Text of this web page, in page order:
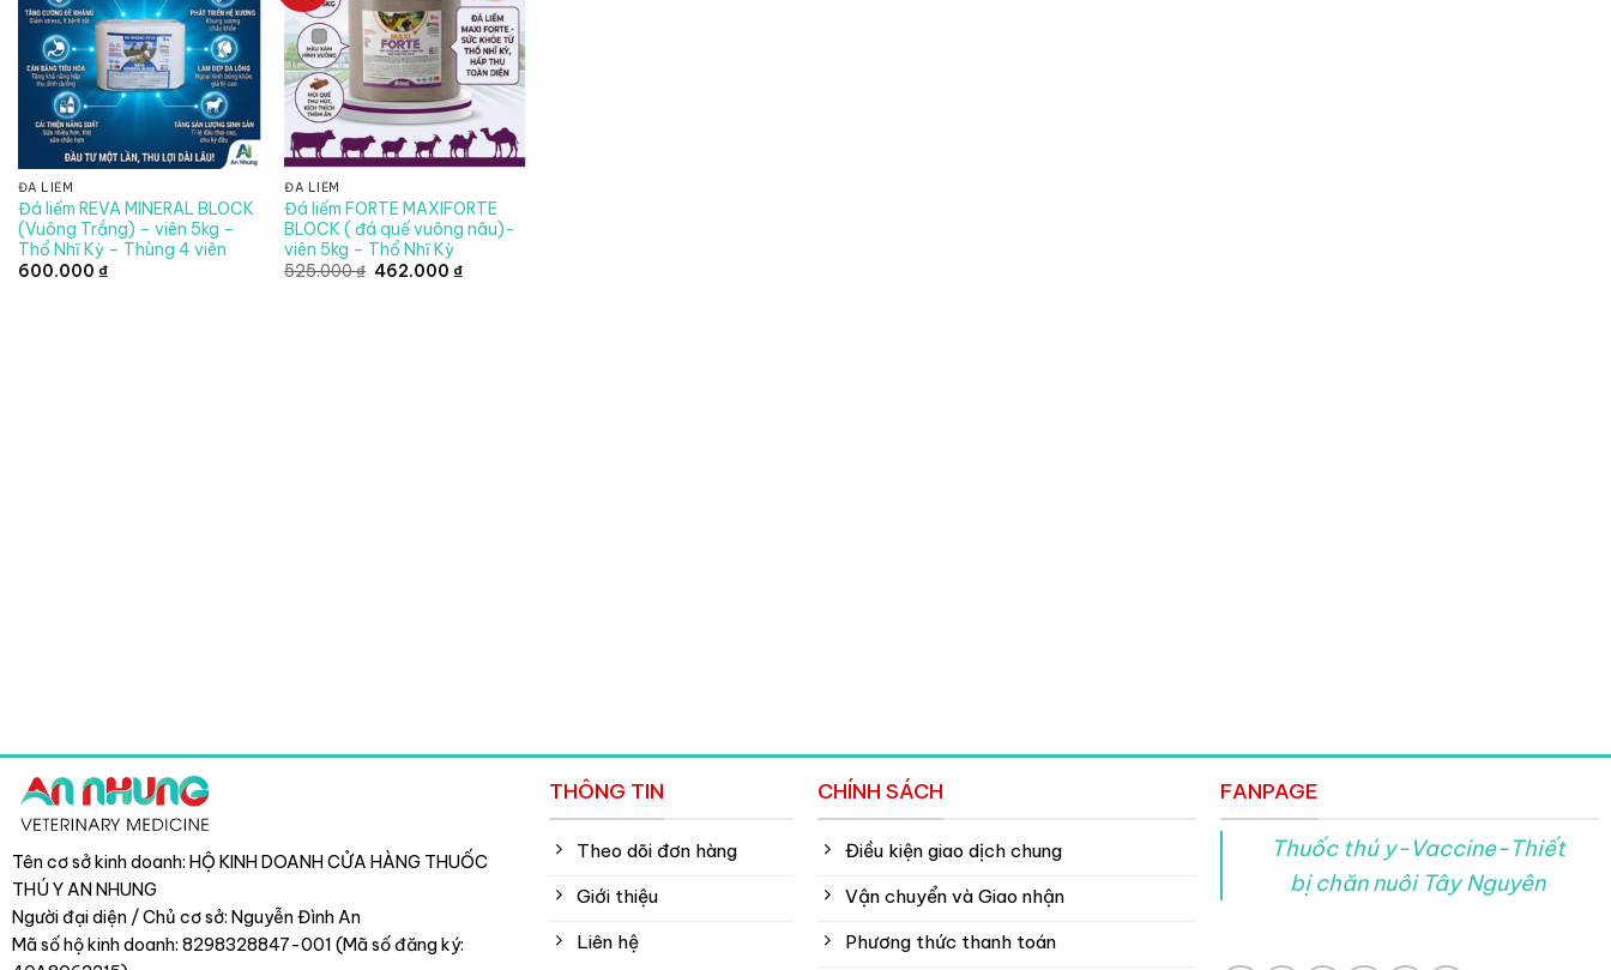
ĐÁ LIẾM
Đá liếm REVA MINERAL BLOCK
(Vuông Trắng) – viên 5kg –
Thổ Nhĩ Kỳ – Thùng 4 viên
600.000 ₫
ĐÁ LIẾM
Đá liếm FORTE MAXIFORTE
BLOCK ( đá quế vuông nâu)-
viên 5kg – Thổ Nhĩ Kỳ
525.000₫ Giá
462.000₫Giá
Tên cơ sở kinh doanh: HỘ KINH DOANH CỬA HÀNG THUỐC
THÚ Y AN NHUNG
Người đại diện / Chủ cơ sở: Nguyễn Đình An
Mã số hộ kinh doanh: 8298328847-001 (Mã số đăng ký:
THÔNG TIN
Theo dõi đơn hàng
Giới thiệu
Liên hệ
CHÍNH SÁCH
Điều kiện giao dịch chung
Vận chuyển và Giao nhận
Phương thức thanh toán
FANPAGE
Thuốc thú y-Vaccine-Thiết
bị chăn nuôi Tây Nguyên